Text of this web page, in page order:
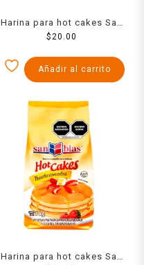
Harina para hot cakes San
Blas tradicionales 500 g
$20.00
Añadir al carrito
Harina para hot cakes San